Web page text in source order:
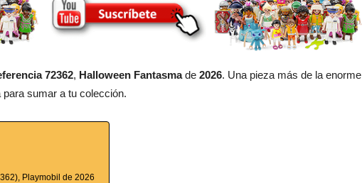
72362, Halloween Fantasmade 2026. Una pieza más de la enorme
sumar a tu colección.
Playmobil de 2026